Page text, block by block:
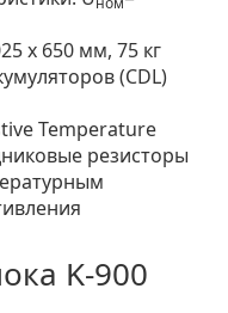
x 650 мм, 75 кг
(CDL)
Temperature
резисторы
K-900